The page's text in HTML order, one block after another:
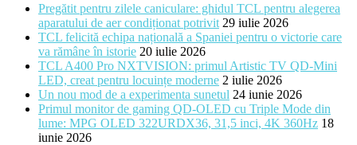
Pregătit pentru zilele caniculare: ghidul TCL pentru alegerea
aparatului de aer condiționat potrivit 29 iulie 2026
TCL felicită echipa națională a Spaniei pentru o victorie care
va rămâne în istorie 20 iulie 2026
TCL A400 Pro NXTVISION: primul Artistic TV QD-Mini
LED, creat pentru locuințe moderne 2 iulie 2026
Un nou mod de a experimenta sunetul 24 iunie 2026
Primul monitor de gaming QD-OLED cu Triple Mode din
lume: MPG OLED 322URDX36, 31,5 inci, 4K 360Hz 18
iunie 2026